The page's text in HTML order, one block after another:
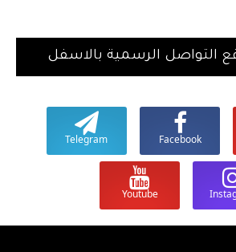
التواصل الرسمية بالاسفل
Facebook
Telegram
Youtube